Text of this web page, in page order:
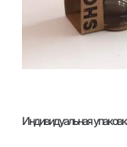
Индивидуальная